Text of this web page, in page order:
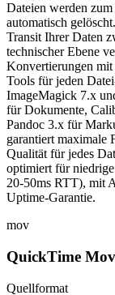
Dateien werden
automatisch
Transit Ihrer Daten
technischer Ebene
Konvertierungen
Tools für jeden
ImageMagick 7.x
für Dokumente,
Pandoc 3.x für
garantiert maximale
Qualität für jedes
optimiert für
20-50ms RTT), mit
Uptime-Garantie.
mov
QuickTime
Quellformat